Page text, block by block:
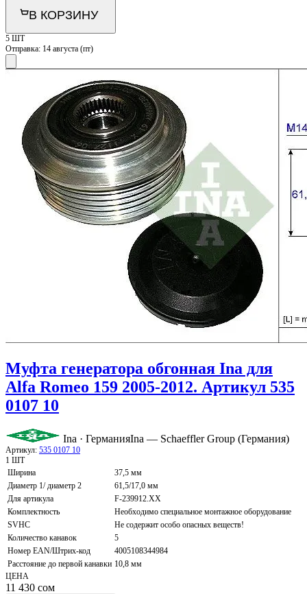
В КОРЗИНУ
5 ШТ
Отправка: 14 августа (пт)
Муфта генератора обгонная Ina для
Alfa Romeo 159 2005-2012. Артикул 535
0107 10
Ina · ГерманияIna — Schaeffler Group (Германия)
Артикул: 535 0107 10
1 ШТ
Ширина
37,5 мм
Диаметр 1/ диаметр 2
61,5/17,0 мм
Для артикула
F-239912.XX
Комплектность
Необходимо специальное монтажное оборудование
SVHC
Не содержит особо опасных веществ!
Количество канавок
5
Номер EAN/Штрих-код
4005108344984
Расстояние до первой канавки 10,8 мм
ЦЕНА
11 430 сом